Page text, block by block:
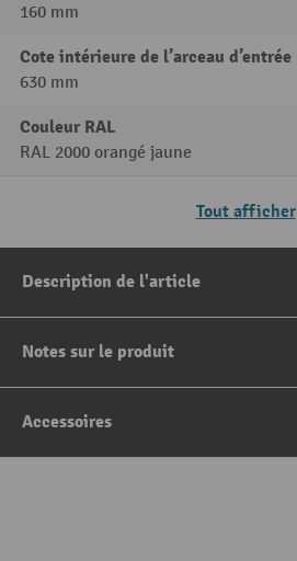
160 mm
Cote intérieure de l’arceau d’entrée
630 mm
Couleur RAL
RAL 2000 orangé jaune
Tout afficher
Description de l'article
Notes sur le produit
Accessoires